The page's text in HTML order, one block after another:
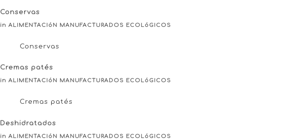
Conservas
in ALIMENTACIóN MANUFACTURADOS ECOLóGICOS
Conservas
Cremas patés
in ALIMENTACIóN MANUFACTURADOS ECOLóGICOS
Cremas patés
Deshidratados
in ALIMENTACIóN MANUFACTURADOS ECOLóGICOS